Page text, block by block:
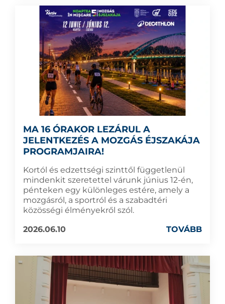
MA 16 ÓRAKOR LEZÁRUL A
JELENTKEZÉS A MOZGÁS ÉJSZAKÁJA
PROGRAMJAIRA!
Kortól és edzettségi szinttől függetlenül
mindenkit szeretettel várunk június 12-én,
pénteken egy különleges estére, amely a
mozgásról, a sportról és a szabadtéri
közösségi élményekről szól.
2026.06.10
TOVÁBB